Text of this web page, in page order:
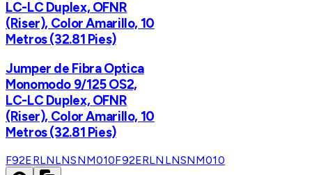
LC-LC Duplex, OFNR
(Riser), Color Amarillo, 10
Metros (32.81 Pies)
Jumper de Fibra Optica
Monomodo 9/125 OS2,
LC-LC Duplex, OFNR
(Riser), Color Amarillo, 10
Metros (32.81 Pies)
F92ERLNLNSNM010F92ERLNLNSNM010